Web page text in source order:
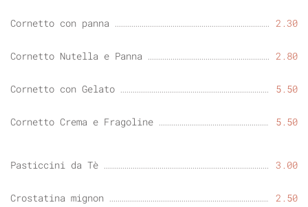
Cornetto con panna 2.30
Cornetto Nutella e Panna 2.80
Cornetto con Gelato 5.50
Cornetto Crema e Fragoline 5.50
Pasticcini da Tè 3.00
Crostatina mignon 2.50